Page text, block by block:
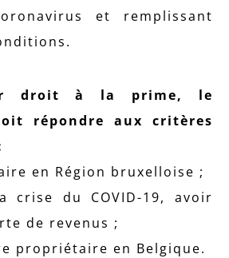
et remplissant
droit à la prime, le
répondre aux critères
en Région bruxelloise ;
crise du COVID-19, avoir
de revenus ;
propriétaire en Belgique.